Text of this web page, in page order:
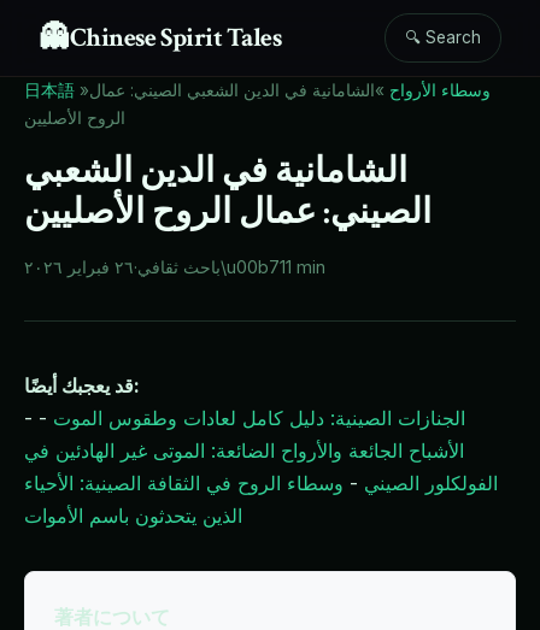
👻Chinese Spirit Tales 🔍 Search
日本語 » وسطاء الأرواح »الشامانية في الدين الشعبي الصيني: عمال
الروح الأصليين
الشامانية في الدين الشعبي
الصيني: عمال الروح الأصليين
٢٦ فبراير ٢٠٢٦·باحث ثقافي\u00b711 min
قد يعجبك أيضًا:
-
الجنازات الصينية: دليل كامل لعادات وطقوس الموت -
الأشباح الجائعة والأرواح الضائعة: الموتى غير الهادئين في
الفولكلور الصيني - وسطاء الروح في الثقافة الصينية: الأحياء
الذين يتحدثون باسم الأموات
著者について